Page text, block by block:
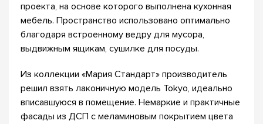
проекта, на основе которого выполнена кухонная
мебель. Пространство использовано оптимально
благодаря встроенному ведру для мусора,
выдвижным ящикам, сушилке для посуды.
Из коллекции «Мария Стандарт» производитель
решил взять лаконичную модель Tokyo, идеально
вписавшуюся в помещение. Немаркие и практичные
фасады из ДСП с меламиновым покрытием цвета